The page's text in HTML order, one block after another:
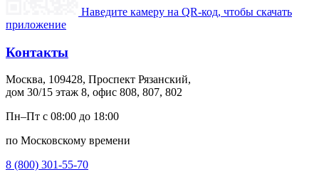
Наведите камеру на QR-код, чтобы скачать
приложение
Контакты
Москва, 109428, Проспект Рязанский,
дом 30/15 этаж 8, офис 808, 807, 802
Пн–Пт с 08:00 до 18:00
по Московскому времени
8 (800) 301-55-70